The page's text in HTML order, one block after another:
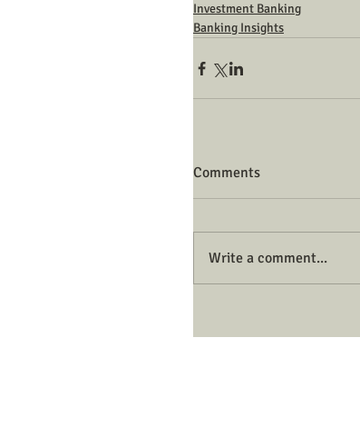
Investment Banking
Banking Insights
Comments
Write a comment...